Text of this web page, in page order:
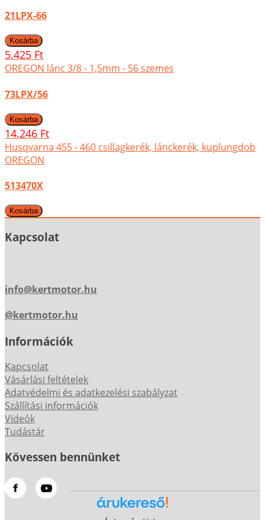
21LPX-66
5.425 Ft
OREGON lánc 3/8 - 1,5mm - 56 szemes
73LPX/56
14.246 Ft
Husqvarna 455 - 460 csillagkerék, lánckerék, kuplungdob
OREGON
513470X
Kapcsolat
info@kertmotor.hu
@kertmotor.hu
Információk
Kapcsolat
Vásárlási feltételek
Adatvédelmi és adatkezelési szabályzat
Szállítási információk
Videók
Tudástár
Kövessen bennünket